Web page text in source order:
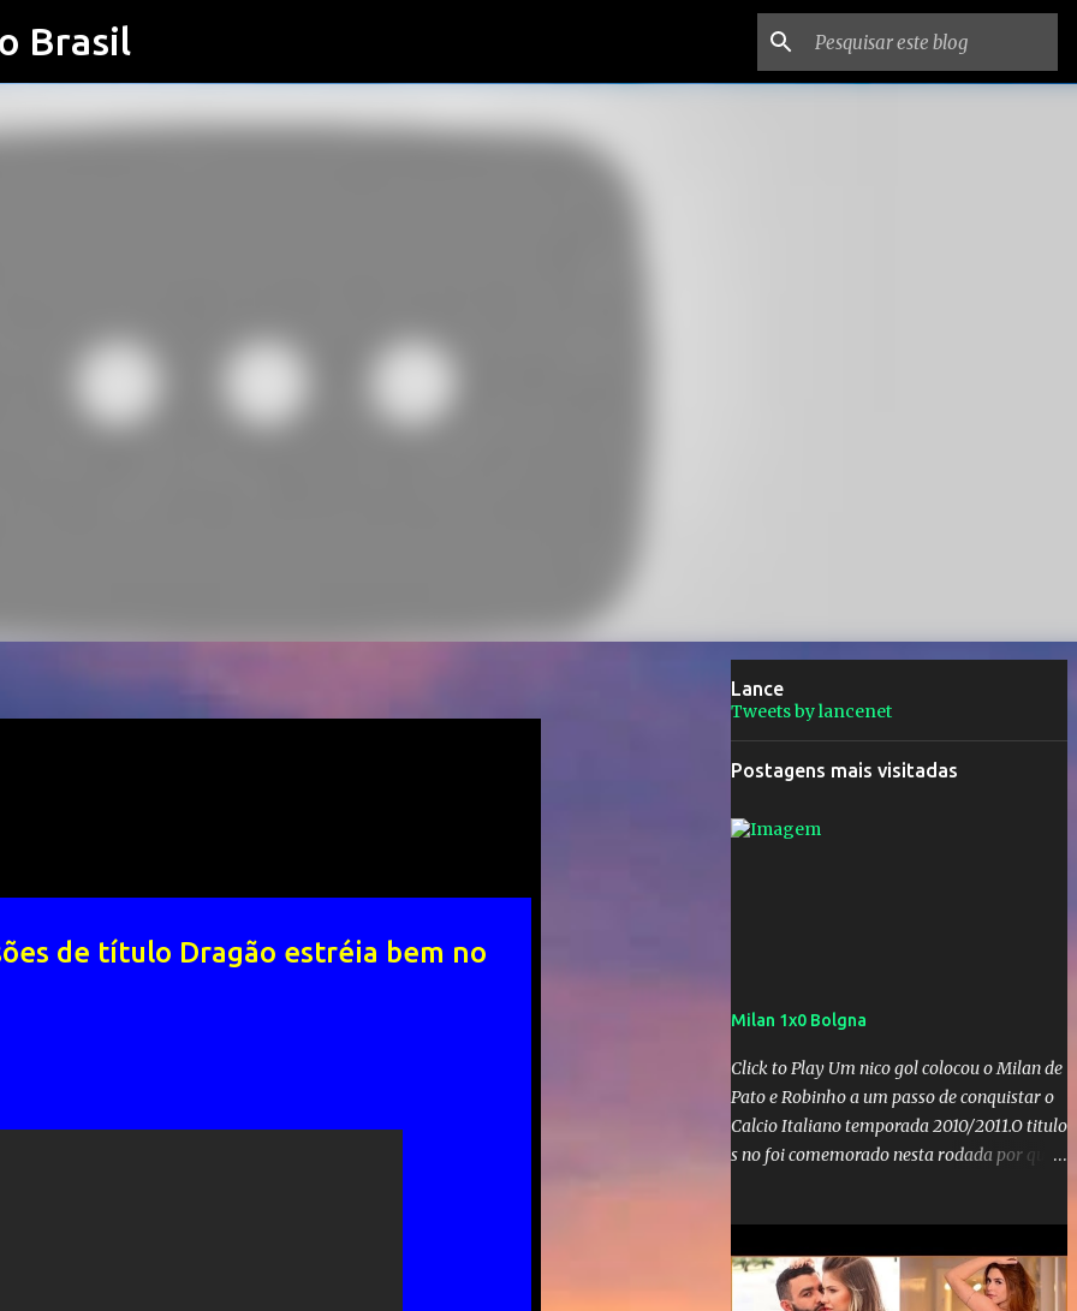
Brasil
de título Dragão estréia bem no
Lance
Tweets by lancenet
Postagens mais visitadas
Milan 1x0 Bolgna
Click to Play Um nico gol colocou o Milan de
Pato e Robinho a um passo de conquistar o
Calcio Italiano temporada 2010/2011.O titulo
s no foi comemorado nesta rodada por que a
voltandoa Italia e para dirigir de novo a
Internazionale.Na velha bota tudo parece